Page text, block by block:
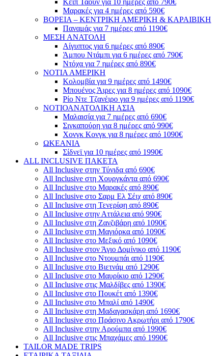
Κέιπ Τάουν για 10 ημέρες από 790€
Μαρακές για 4 ημέρες από 590€
ΒΟΡΕΙΑ – ΚΕΝΤΡΙΚΗ ΑΜΕΡΙΚΗ & ΚΑΡΑΙΒΙΚΗ
Παναμάς για 7 ημέρες από 1190€
ΜΕΣΗ ΑΝΑΤΟΛΗ
Αίγυπτος για 6 ημέρες από 890€
Άμπου Ντάμπι για 6 ημέρες από 790€
Ντόχα για 7 ημέρες από 890€
ΝΟΤΙΑ ΑΜΕΡΙΚΗ
Κολομβία για 9 ημέρες από 1490€
Μπουένος Άιρες για 8 ημέρες από 1090€
Ρίο Ντε Τζανέιρο για 9 ημέρες από 1190€
ΝΟΤΙΟΑΝΑΤΟΛΙΚΗ ΑΣΙΑ
Μαλαισία για 7 ημέρες από 690€
Σιγκαπούρη για 8 ημέρες από 990€
Χονγκ Κονγκ για 8 ημέρες από 1090€
ΩΚΕΑΝΙΑ
Σίδνεϊ για 10 ημέρες από 1990€
ALL INCLUSIVE ΠΑΚΕΤΑ
All Inclusive στην Τύνιδα από 690€
All Inclusive στη Χουργκάντα από 690€
All Inclusive στο Μαρακές από 890€
All Inclusive στο Σαρμ Ελ Σέιχ από 890€
All Inclusive στη Τενερίφη από 890€
All Inclusive στην Αττάλεια από 990€
All Inclusive στη Ζανζιβάρη από 1090€
All Inclusive στη Μαγιόρκα από 1090€
All Inclusive στο Μεξικό από 1090€
All Inclusive στον Άγιο Δομίνικο από 1190€
All Inclusive στο Ντουμπάι από 1190€
All Inclusive στο Βιετνάμ από 1290€
All Inclusive στο Μαυρίκιο από 1290€
All Inclusive στις Μαλδίβες από 1390€
All Inclusive στο Πουκέτ από 1390€
All Inclusive στο Μπαλί από 1490€
All Inclusive στη Μαδαγασκάρη από 1690€
All Inclusive στο Πράσινο Ακρωτήρι από 1790€
All Inclusive στην Αρούμπα από 1990€
All Inclusive στις Μπαχάμες από 1990€
TAILOR MADE TRIPS